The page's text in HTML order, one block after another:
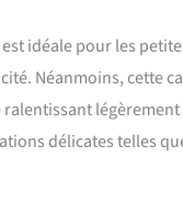
idéale pour les
Néanmoins, cette
délicates telles